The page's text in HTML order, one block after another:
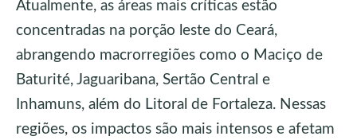
Atualmente, as áreas mais críticas estão
concentradas na porção leste do Ceará,
abrangendo macrorregiões como o Maciço de
Baturité, Jaguaribana, Sertão Central e
Inhamuns, além do Litoral de Fortaleza. Nessas
regiões, os impactos são mais intensos e afetam